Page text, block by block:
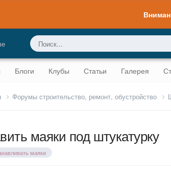
Блоги Клубы Статьи Галерея
Форумы строительство, ремонт, обустройство
маяки под штукатурку
маяки